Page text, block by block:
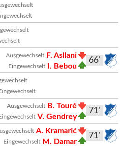
66'
Ausgewechselt F. Asllani
Eingewechselt I. Bebou
71'
Ausgewechselt B. Touré
V. Gendrey
71'
A. Kramarić
Eingewechselt M. Damar